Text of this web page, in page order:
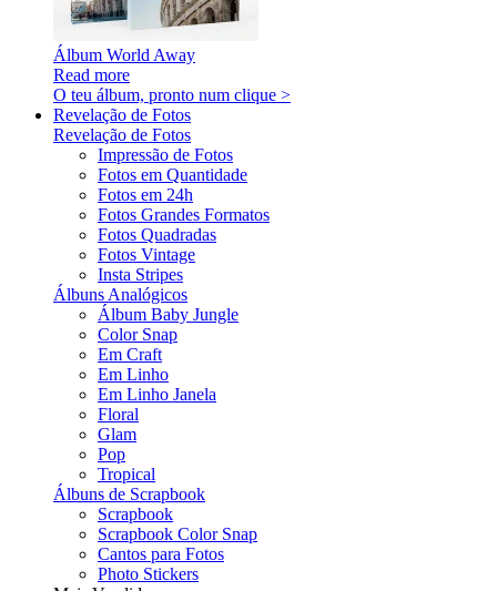
Álbum World Away
Read more
O teu álbum, pronto num clique >
Revelação de Fotos
Revelação de Fotos
Impressão de Fotos
Fotos em Quantidade
Fotos em 24h
Fotos Grandes Formatos
Fotos Quadradas
Fotos Vintage
Insta Stripes
Álbuns Analógicos
Álbum Baby Jungle
Color Snap
Em Craft
Em Linho
Em Linho Janela
Floral
Glam
Pop
Tropical
Álbuns de Scrapbook
Scrapbook
Scrapbook Color Snap
Cantos para Fotos
Photo Stickers